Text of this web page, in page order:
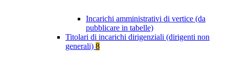
Incarichi amministrativi di vertice (da
pubblicare in tabelle)
Titolari di incarichi dirigenziali (dirigenti non
generali) 8